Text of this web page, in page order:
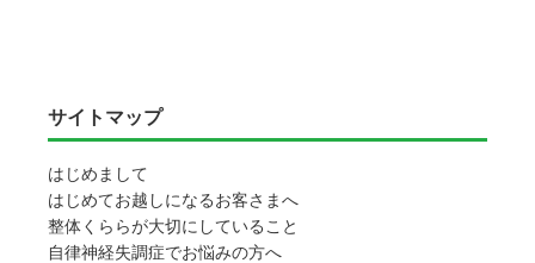
サイトマップ
はじめまして
はじめてお越しになるお客さまへ
整体くららが大切にしていること
自律神経失調症でお悩みの方へ